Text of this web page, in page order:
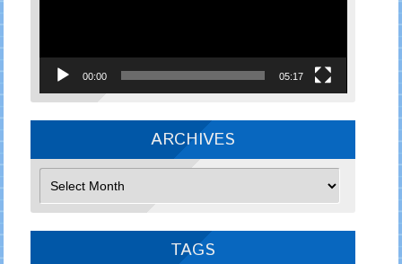
00:00 05:17
ARCHIVES
TAGS